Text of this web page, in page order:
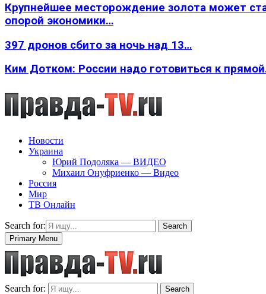
Крупнейшее месторождение золота может
опорой экономики…
397 дронов сбито за ночь над 13…
Ким Дотком: России надо готовиться к
Новости
Украина
Юрий Подоляка — ВИДЕО
Михаил Онуфриенко — Видео
Россия
Мир
ТВ Онлайн
Search for:
Search
Primary Menu
Search for: Search